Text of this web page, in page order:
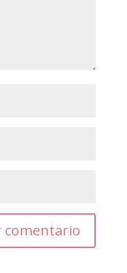
comentario